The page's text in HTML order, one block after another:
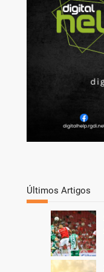
Últimos Artigos